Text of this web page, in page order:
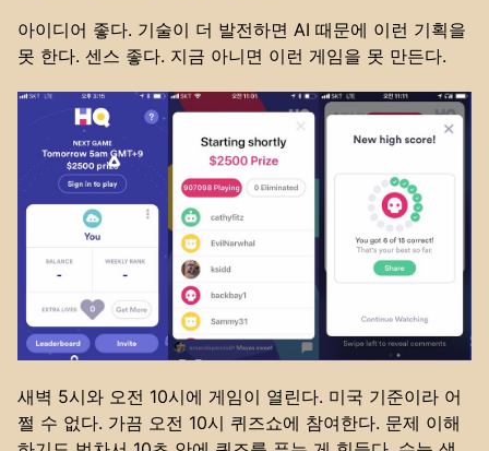
아이디어 좋다. 기술이 더 발전하면 AI 때문에 이런 기획을
못 한다. 센스 좋다. 지금 아니면 이런 게임을 못 만든다.
새벽 5시와 오전 10시에 게임이 열린다. 미국 기준이라 어
쩔 수 없다. 가끔 오전 10시 퀴즈쇼에 참여한다. 문제 이해